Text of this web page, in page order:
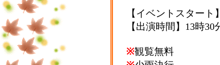
【イベントスタート
【出演時間】13時
※観覧無料